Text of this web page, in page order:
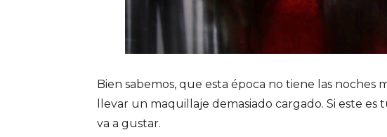
Bien sabemos, que esta época no tiene las noches
llevar un maquillaje demasiado cargado. Si este
va a gustar.